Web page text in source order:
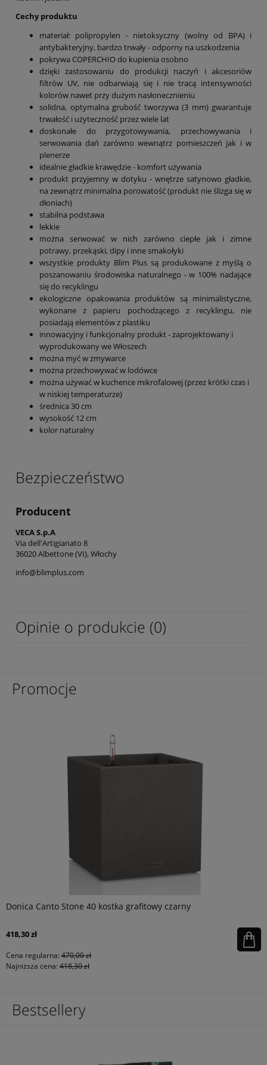
Cechy produktu
materiał: polipropylen - nietoksyczny (wolny od BPA) i
antybakteryjny, bardzo trwały - odporny na uszkodzenia
pokrywa COPERCHIO do kupienia osobno
dzięki zastosowaniu do produkcji naczyń i akcesoriów
filtrów UV, nie odbarwiają się i nie tracą intensywności
kolorów nawet przy dużym nasłonecznieniu
solidna, optymalna grubość tworzywa (3 mm) gwarantuje
trwałość i użyteczność przez wiele lat
doskonałe do przygotowywania, przechowywania i
serwowania dań zarówno wewnątrz pomieszczeń jak i w
plenerze
idealnie gładkie krawędzie - komfort używania
produkt przyjemny w dotyku - wnętrze satynowo gładkie,
na zewnątrz minimalna porowatość (produkt nie ślizga się w
dłoniach)
stabilna podstawa
lekkie
można serwować w nich zarówno ciepłe jak i zimne
potrawy, przekąski, dipy i inne smakołyki
wszystkie produkty Blim Plus są produkowane z myślą o
poszanowaniu środowiska naturalnego - w 100% nadające
się do recyklingu
ekologiczne opakowania produktów są minimalistyczne,
wykonane z papieru pochodzącego z recyklingu, nie
posiadają elementów z plastiku
innowacyjny i funkcjonalny produkt - zaprojektowany i
wyprodukowany we Włoszech
można myć w zmywarce
można przechowywać w lodówce
można używać w kuchence mikrofalowej (przez krótki czas i
w niskiej temperaturze)
średnica 30 cm
wysokość 12 cm
kolor naturalny
Bezpieczeństwo
Producent
VECA S.p.A
Via dell'Artigianato 8
36020 Albettone (VI), Włochy
info@blimplus.com
Opinie o produkcie (0)
Promocje
Donica Canto Stone 40 kostka grafitowy czarny
418,30 zł
Cena regularna: 470,00 zł
Najniższa cena: 418,30 zł
Bestsellery